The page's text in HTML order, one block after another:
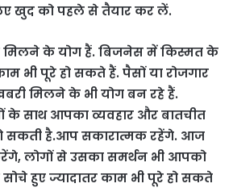
खुद को पहले से तैयार कर लें.
मिलने के योग हैं. बिजनेस में किस्मत के
भी पूरे हो सकते हैं. पैसों या रोजगार
मिलने के भी योग बन रहे हैं.
साथ आपका व्यवहार और बातचीत
सकती है.आप सकारात्मक रहेंगे. आज
लोगों से उसका समर्थन भी आपको
हुए ज्यादातर काम भी पूरे हो सकते